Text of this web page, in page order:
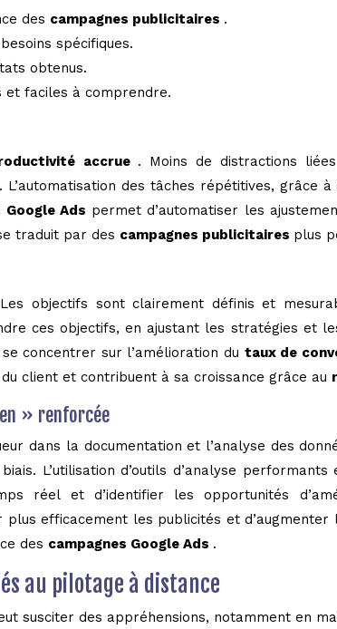
des campagnes publicitaires .
spécifiques.
obtenus.
faciles à comprendre.
accrue . Moins de distractions
. L’automatisation des tâches répétitives,
Ads permet d’automatiser les
traduit par des campagnes publicitaires plus
objectifs sont clairement définis et
ces objectifs, en ajustant les stratégies et
concentrer sur l’amélioration du taux de
client et contribuent à sa croissance grâce au
» renforcée
dans la documentation et l’analyse des
L’utilisation d’outils d’analyse
réel et d’identifier les opportunités
efficacement les publicités et d’augmenter
des campagnes Google Ads .
au pilotage à distance
susciter des appréhensions, notamment en